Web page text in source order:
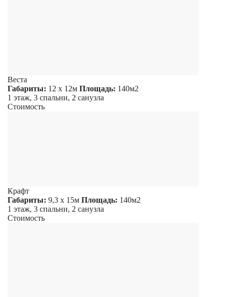
Веста
Габариты: 12 х 12м Площадь: 140м2
1 этаж, 3 спальни, 2 санузла
Стоимость
Крафт
Габариты: 9,3 х 15м Площадь: 140м2
1 этаж, 3 спальни, 2 санузла
Стоимость